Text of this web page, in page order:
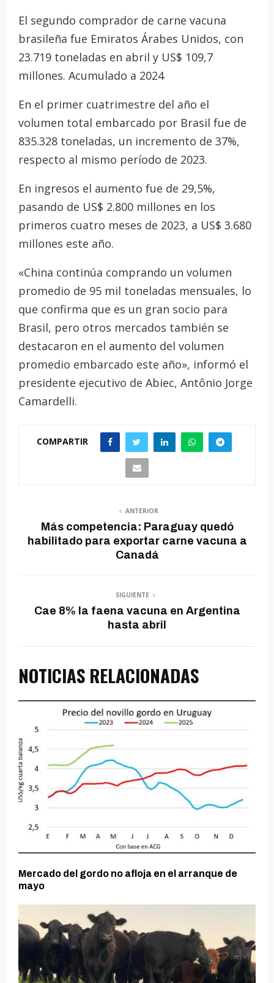
El segundo comprador de carne vacuna
brasileña fue Emiratos Árabes Unidos, con
23.719 toneladas en abril y US$ 109,7
millones. Acumulado a 2024
En el primer cuatrimestre del año el
volumen total embarcado por Brasil fue de
835.328 toneladas, un incremento de 37%,
respecto al mismo período de 2023.
En ingresos el aumento fue de 29,5%,
pasando de US$ 2.800 millones en los
primeros cuatro meses de 2023, a US$ 3.680
millones este año.
«China continúa comprando un volumen
promedio de 95 mil toneladas mensuales, lo
que confirma que es un gran socio para
Brasil, pero otros mercados también se
destacaron en el aumento del volumen
promedio embarcado este año», informó el
presidente ejecutivo de Abiec, Antônio Jorge
Camardelli.
COMPARTIR
ANTERIOR
Más competencia: Paraguay quedó
habilitado para exportar carne vacuna a
Canadá
SIGUIENTE
Cae 8% la faena vacuna en Argentina
hasta abril
NOTICIAS RELACIONADAS
Mercado del gordo no afloja en el arranque de
mayo